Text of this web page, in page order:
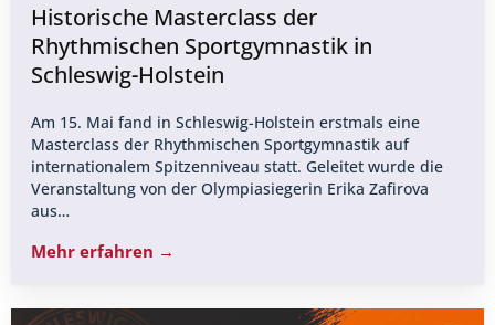
Historische Masterclass der
Rhythmischen Sportgymnastik in
Schleswig-Holstein
Am 15. Mai fand in Schleswig-Holstein erstmals eine
Masterclass der Rhythmischen Sportgymnastik auf
internationalem Spitzenniveau statt. Geleitet wurde die
Veranstaltung von der Olympiasiegerin Erika Zafirova
aus…
Mehr erfahren →